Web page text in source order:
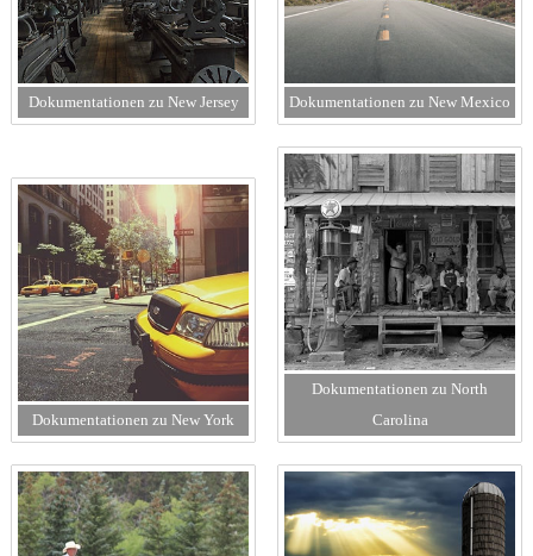
Dokumentationen zu New Jersey Dokumentationen zu New Mexico
Dokumentationen zu New York
Dokumentationen zu North
Carolina